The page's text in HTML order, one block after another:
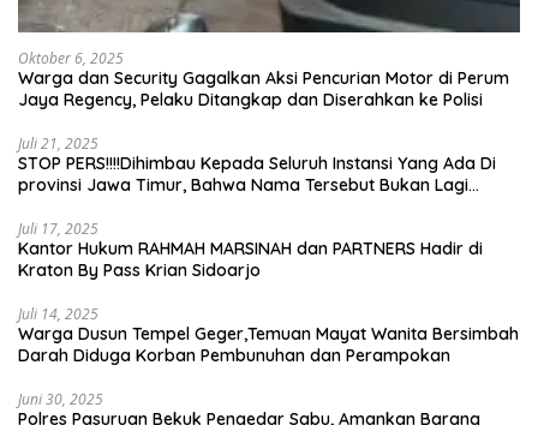
Oktober 6, 2025
Warga dan Security Gagalkan Aksi Pencurian Motor di Perum
Jaya Regency, Pelaku Ditangkap dan Diserahkan ke Polisi
Juli 21, 2025
STOP PERS!!!!Dihimbau Kepada Seluruh Instansi Yang Ada Di
provinsi Jawa Timur, Bahwa Nama Tersebut Bukan Lagi
Juli 17, 2025
Kantor Hukum RAHMAH MARSINAH dan PARTNERS Hadir di
Kraton By Pass Krian Sidoarjo
Juli 14, 2025
Warga Dusun Tempel Geger,Temuan Mayat Wanita Bersimbah
Darah Diduga Korban Pembunuhan dan Perampokan
Juni 30, 2025
Polres Pasuruan Bekuk Pengedar Sabu, Amankan Barang